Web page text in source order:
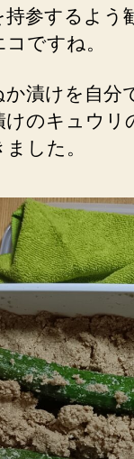
参するよう
ですね。
か漬けを自分
けのキュウリ
した。